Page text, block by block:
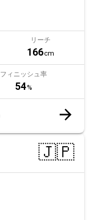
リーチ
166cm
フィニッシュ率
54%
🇯🇵